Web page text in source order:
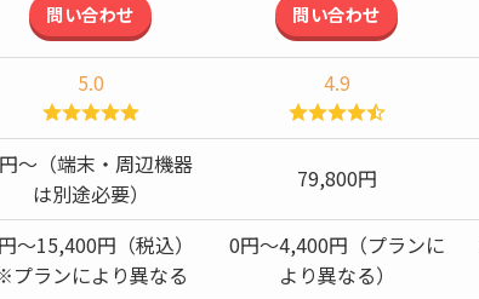
問い合わせ 問い合わせ
5.0 4.9
〜（端末・周辺機器
は別途必要）
79,800円
〜15,400円（税込）
プランにより異なる
0円〜4,400円（プランに
より異なる）